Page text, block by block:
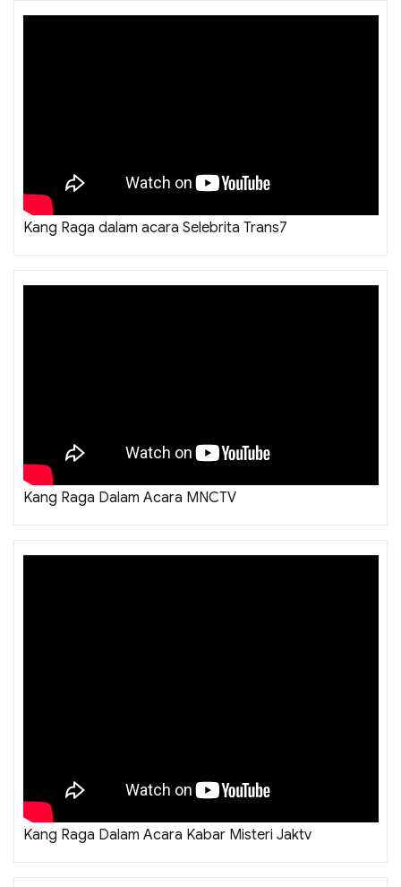
Kang Raga dalam acara Selebrita Trans7
Kang Raga Dalam Acara MNCTV
Kang Raga Dalam Acara Kabar Misteri Jaktv